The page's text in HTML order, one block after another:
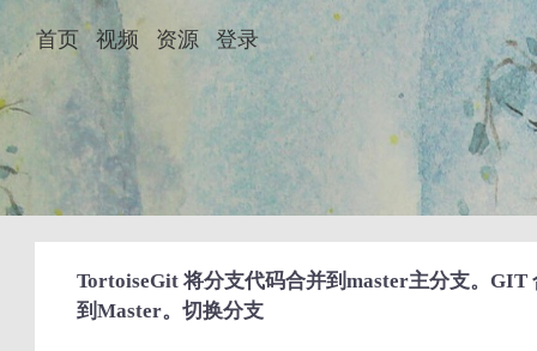
首页 视频 资源 登录
TortoiseGit 将分支代码合并到master主分支。
到Master。切换分支